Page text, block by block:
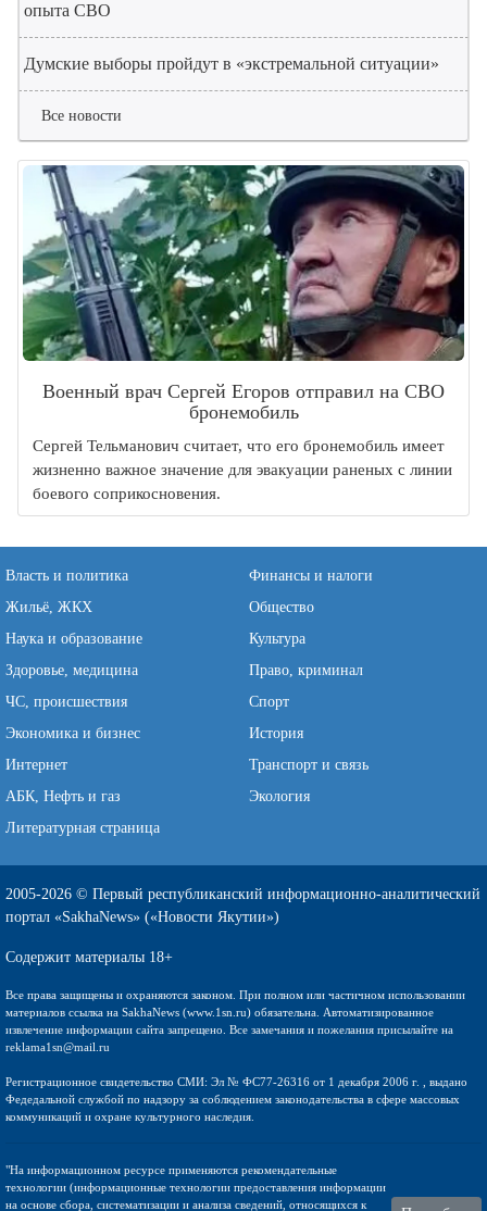
опыта СВО
Думские выборы пройдут в «экстремальной ситуации»
Все новости
Военный врач Сергей Егоров отправил на СВО
бронемобиль
Сергей Тельманович считает, что его бронемобиль имеет
жизненно важное значение для эвакуации раненых с линии
боевого соприкосновения.
Власть и политика
Финансы и налоги
Жильё, ЖКХ
Общество
Наука и образование
Культура
Здоровье, медицина
Право, криминал
ЧС, происшествия
Спорт
Экономика и бизнес
История
Интернет
Транспорт и связь
АБК, Нефть и газ
Экология
Литературная страница
2005-2026 © Первый республиканский информационно-аналитический
портал «SakhaNews» («Новости Якутии»)
Содержит материалы 18+
Все права защищены и охраняются законом. При полном или частичном использовании
материалов ссылка на SakhaNews (www.1sn.ru) обязательна. Автоматизированное
извлечение информации сайта запрещено. Все замечания и пожелания присылайте на
reklama1sn@mail.ru
Регистрационное свидетельство СМИ: Эл № ФС77-26316 от 1 декабря 2006 г. , выдано
Федедальной службой по надзору за соблюдением законодательства в сфере массовых
коммуникаций и охране культурного наследия.
"На информационном ресурсе применяются рекомендательные
технологии (информационные технологии предоставления информации
на основе сбора, систематизации и анализа сведений, относящихся к